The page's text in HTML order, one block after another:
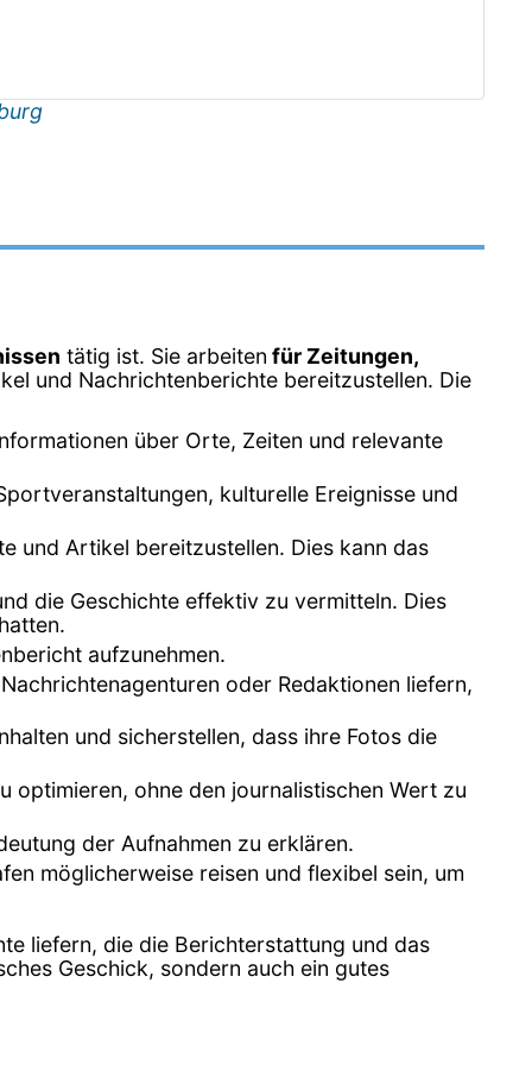
tätig ist. Sie arbeiten für Zeitungen,
und Nachrichtenberichte bereitzustellen. Die
über Orte, Zeiten und relevante
kulturelle Ereignisse und
und Artikel bereitzustellen. Dies kann das
die Geschichte effektiv zu vermitteln. Dies
aufzunehmen.
oder Redaktionen liefern,
und sicherstellen, dass ihre Fotos die
optimieren, ohne den journalistischen Wert zu
der Aufnahmen zu erklären.
möglicherweise reisen und flexibel sein, um
liefern, die die Berichterstattung und das
Geschick, sondern auch ein gutes